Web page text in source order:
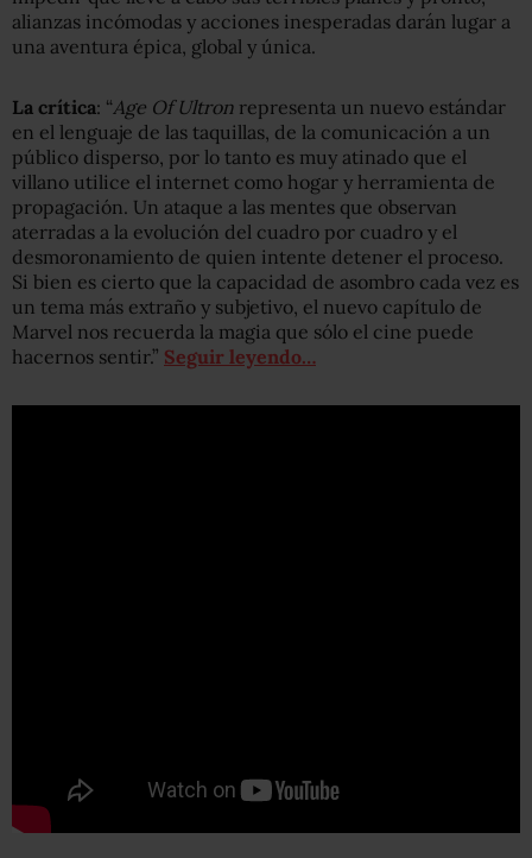
alianzas incómodas y acciones inesperadas darán lugar a
una aventura épica, global y única.
La crítica: “Age Of Ultron representa un nuevo estándar
en el lenguaje de las taquillas, de la comunicación a un
público disperso, por lo tanto es muy atinado que el
villano utilice el internet como hogar y herramienta de
propagación. Un ataque a las mentes que observan
aterradas a la evolución del cuadro por cuadro y el
desmoronamiento de quien intente detener el proceso.
Si bien es cierto que la capacidad de asombro cada vez es
un tema más extraño y subjetivo, el nuevo capítulo de
Marvel nos recuerda la magia que sólo el cine puede
hacernos sentir.” Seguir leyendo…